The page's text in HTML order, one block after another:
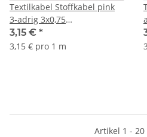
Textilkabel Stoffkabel pink
3-adrig 3x0,75
Gummischlauchleitung 3G
0,75 H03VV-F
3,15 € *
3,15 € pro 1 m
Artikel 1 - 20